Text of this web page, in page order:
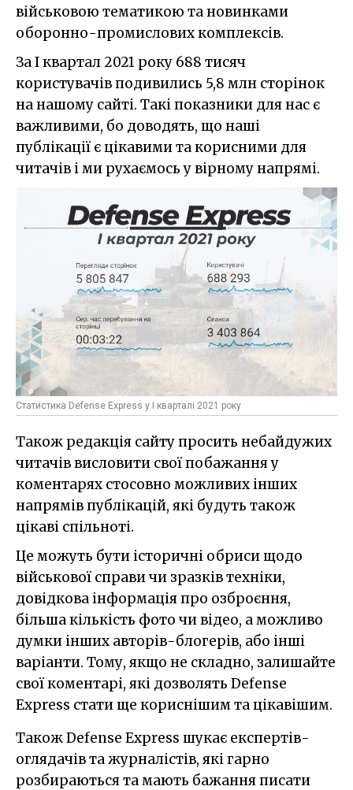
військовою тематикою та новинками
оборонно-промислових комплексів.
За I квартал 2021 року 688 тисяч
користувачів подивились 5,8 млн сторінок
на нашому сайті. Такі показники для нас є
важливими, бо доводять, що наші
публікації є цікавими та корисними для
читачів і ми рухаємось у вірному напрямі.
Статистика Defense Express у I кварталі 2021 року
Також редакція сайту просить небайдужих
читачів висловити свої побажання у
коментарях стосовно можливих інших
напрямів публікацій, які будуть також
цікаві спільноті.
Це можуть бути історичні обриси щодо
військової справи чи зразків техніки,
довідкова інформація про озброєння,
більша кількість фото чи відео, а можливо
думки інших авторів-блогерів, або інші
варіанти. Тому, якщо не складно, залишайте
свої коментарі, які дозволять Defense
Express стати ще кориснішим та цікавішим.
Також Defense Express шукає експертів-
оглядачів та журналістів, які гарно
розбираються та мають бажання писати